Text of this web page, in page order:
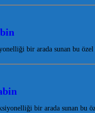
bir arada sunan bu
bir arada sunan bu